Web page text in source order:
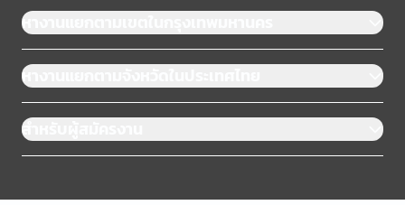
หางานแยกตามเขตในกรุงเทพมหานคร
หางานแยกตามจังหวัดในประเทศไทย
สำหรับผู้สมัครงาน